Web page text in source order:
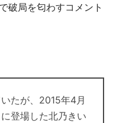
破局を匂わすコメント
たが、2015年4月
登場した北乃きい